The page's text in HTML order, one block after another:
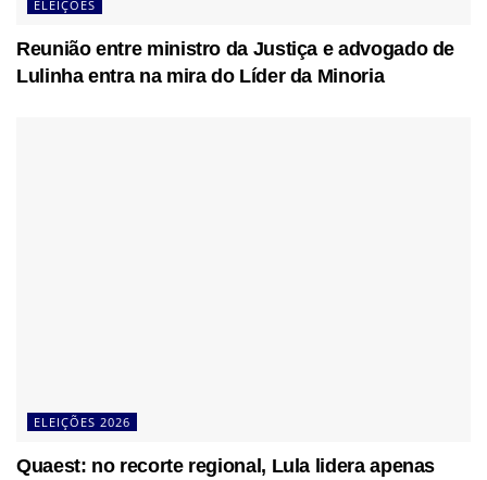
ELEIÇÕES
Reunião entre ministro da Justiça e advogado de
Lulinha entra na mira do Líder da Minoria
ELEIÇÕES 2026
Quaest: no recorte regional, Lula lidera apenas